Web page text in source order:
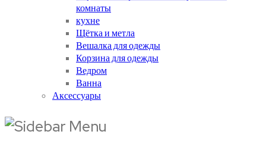
комнаты
кухне
Щётка и метла
Вешалка для одежды
Корзина для одежды
Ведром
Ванна
Аксессуары